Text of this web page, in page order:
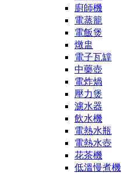
廚師機
電蒸籠
電飯煲
燉盅
電子瓦罉
中藥壺
電炸煱
壓力煲
濾水器
飲水機
電熱水瓶
電熱水壺
花茶機
低溫慢煮機